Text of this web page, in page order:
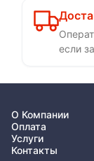
если
О Компании
Оплата
Услуги
Контакты